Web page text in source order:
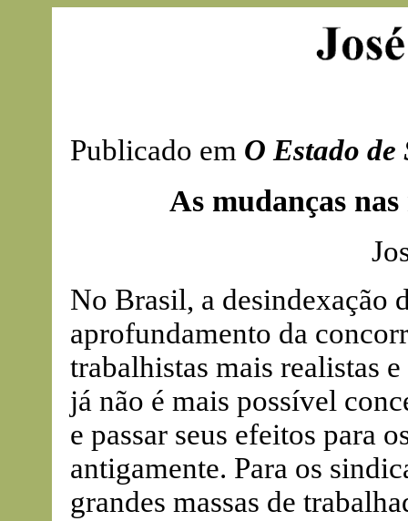
Publicado em O Estado de
As mudanças
No Brasil, a desindexação
aprofundamento da
trabalhistas mais realistas
já não é mais possível
e passar seus efeitos para
antigamente. Para os
grandes massas de